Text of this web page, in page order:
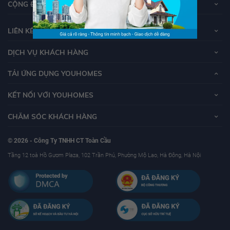
CỘNG ĐỒNG YOUHOMERS
LIÊN KẾT
DỊCH VỤ KHÁCH HÀNG
TẢI ỨNG DỤNG YOUHOMES
KẾT NỐI VỚI YOUHOMES
CHĂM SÓC KHÁCH HÀNG
© 2026 - Công Ty TNHH CT Toàn Cầu
Tầng 12 toà Hồ Gươm Plaza, 102 Trần Phú, Phường Mộ Lao, Hà Đông, Hà Nội